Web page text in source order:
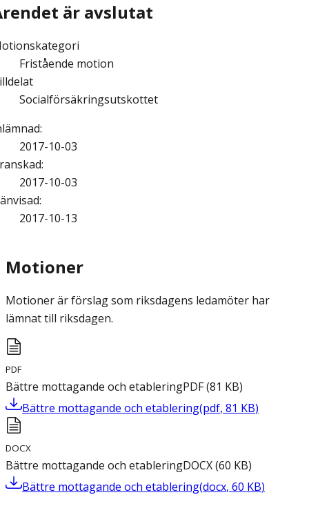
är avslutat
Fristående motion
Socialförsäkringsutskottet
:
2017-10-03
:
2017-10-03
:
2017-10-13
Motioner
Motioner är förslag som riksdagens ledamöter har
lämnat till riksdagen.
PDF
Bättre mottagande och etableringPDF(81 KB)
Bättre mottagande och etablering(pdf, 81 KB)
DOCX
Bättre mottagande och etableringDOCX(60 KB)
Bättre mottagande och etablering(docx, 60 KB)